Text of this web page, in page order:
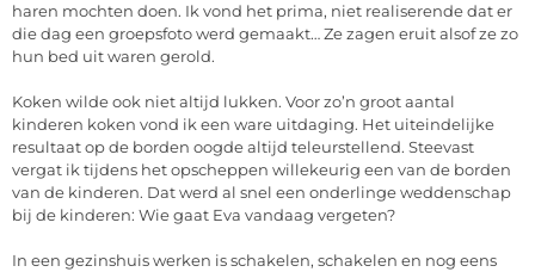
haren mochten doen. Ik vond het prima, niet realiserende dat er
die dag een groepsfoto werd gemaakt… Ze zagen eruit alsof ze zo
hun bed uit waren gerold.
Koken wilde ook niet altijd lukken. Voor zo’n groot aantal
kinderen koken vond ik een ware uitdaging. Het uiteindelijke
resultaat op de borden oogde altijd teleurstellend. Steevast
vergat ik tijdens het opscheppen willekeurig een van de borden
van de kinderen. Dat werd al snel een onderlinge weddenschap
bij de kinderen: Wie gaat Eva vandaag vergeten?
In een gezinshuis werken is schakelen, schakelen en nog eens